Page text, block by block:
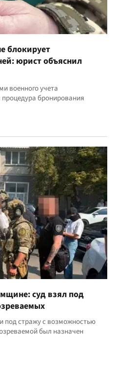
блокирует
юрист объяснил
военного учета
бронирования
суд взял под
под стражу с возможностью
был назначен